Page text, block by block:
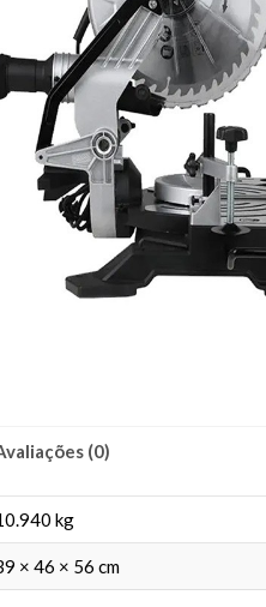
(0)
kg
× 46 × 56 cm